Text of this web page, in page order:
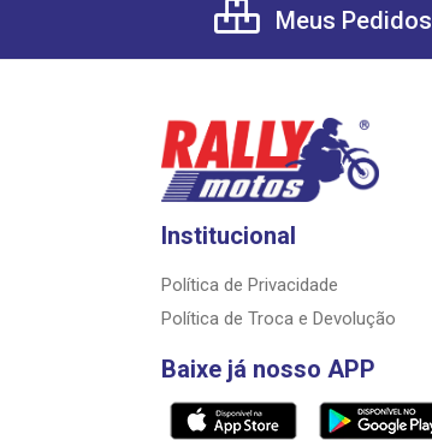
Meus Pedidos
Institucional
Política de Privacidade
Política de Troca e Devolução
Baixe já nosso APP